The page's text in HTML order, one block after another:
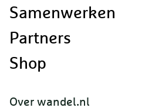
Samenwerken
Partners
Shop
Over wandel.nl